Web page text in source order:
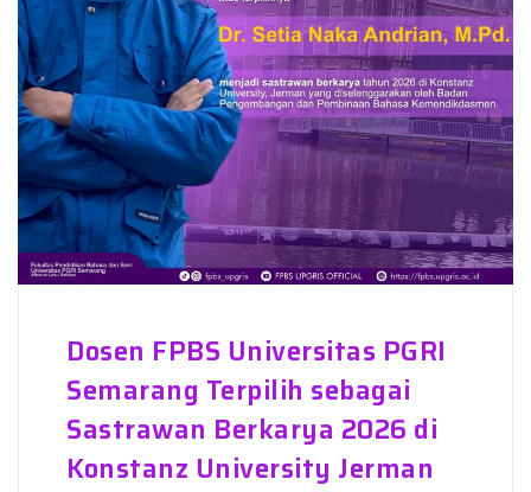
Dosen FPBS Universitas PGRI
Semarang Terpilih sebagai
Sastrawan Berkarya 2026 di
Konstanz University Jerman